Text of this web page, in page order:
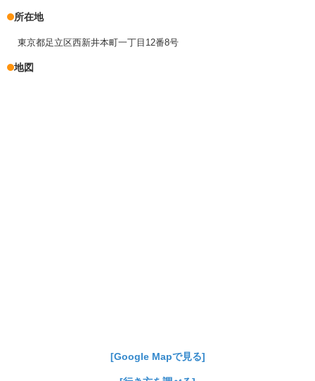
所在地
東京都足立区西新井本町一丁目12番8号
地図
[Google Mapで見る]